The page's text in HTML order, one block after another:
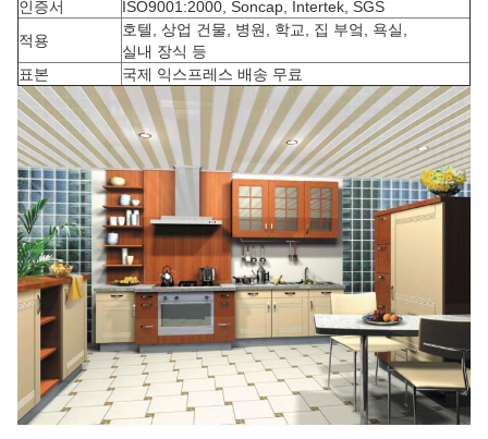
인증서
ISO9001:2000, Soncap, Intertek, SGS
적용
호텔, 상업 건물, 병원, 학교, 집 부엌, 욕실,
실내 장식 등
표본
국제 익스프레스 배송 무료